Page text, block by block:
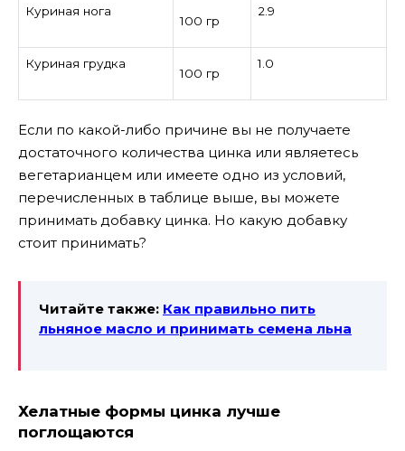
Куриная нога
100 гр
2.9
Куриная грудка
100 гр
1.0
Если по какой-либо причине вы не получаете
достаточного количества цинка или являетесь
вегетарианцем или имеете одно из условий,
перечисленных в таблице выше, вы можете
принимать добавку цинка. Но какую добавку
стоит принимать?
Читайте также: Как правильно пить
льняное масло и принимать семена льна
Хелатные формы цинка лучше
поглощаются